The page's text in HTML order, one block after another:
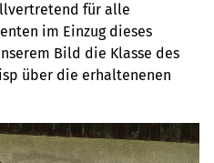
für alle
im Einzug dieses
Bild die Klasse des
über die erhaltenenen